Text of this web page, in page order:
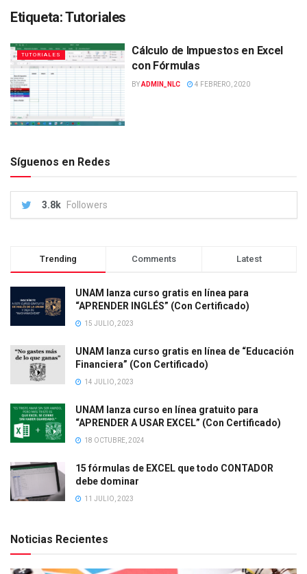
Etiqueta:Tutoriales
TUTORIALES
Cálculo de Impuestos en Excel
con Fórmulas
BYADMIN_NLC 4 FEBRERO, 2020
Síguenos en Redes
3.8k Followers
Trending Comments Latest
UNAM lanza curso gratis en línea para
“APRENDER INGLÉS” (Con Certificado)
15 JULIO, 2023
UNAM lanza curso gratis en línea de “Educación
Financiera” (Con Certificado)
14 JULIO, 2023
UNAM lanza curso en línea gratuito para
“APRENDER A USAR EXCEL” (Con Certificado)
18 OCTUBRE, 2024
15 fórmulas de EXCEL que todo CONTADOR
debe dominar
11 JULIO, 2023
Noticias Recientes